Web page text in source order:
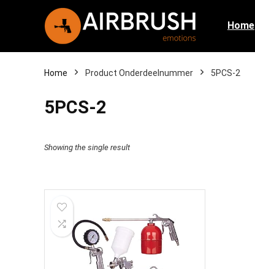
Home
Home Product Onderdeelnummer ‎5PCS-2
‎5PCS-2
Showing the single result